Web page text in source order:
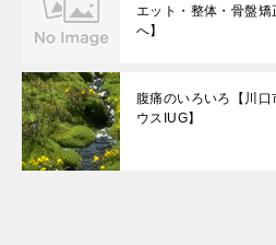
エット・整体・骨盤
へ】
腹痛のいろいろ【川
ウスIUG】